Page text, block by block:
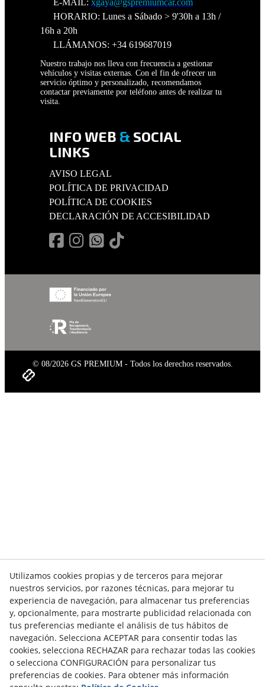
HORARIO: Lunes a Sábado > 9'30h a 13h /
16h a 20h
LLÁMANOS: +34 619687019
Nuestro trabajo nos lleva con frecuencia a gestionar
vehículos y visitas externas. Con el fin de ofrecer un
servicio óptimo y personalizado, recomendamos
contactar previamente por teléfono antes de realizar tu
visita.
INFO WEB & SOCIAL
LINKS
AVISO LEGAL
POLÍTICA DE PRIVACIDAD
POLÍTICA DE COOKIES
DECLARACIÓN DE ACCESIBILIDAD
© 08/2026 GS PREMIUM - Todos los derechos reservados.
Utilizamos cookies propias y de terceros para mejorar
nuestros servicios, por razones técnicas, para mejorar tu
experiencia de navegación, para almacenar tus preferencias
y, opcionalmente, para mostrarte publicidad relacionada con
tus preferencias mediante el análisis de tus hábitos de
navegación. Selecciona ACEPTAR para consentir todas las
cookies, selecciona RECHAZAR para rechazar todas las cookies
o selecciona CONFIGURACIÓN para personalizar tus
preferencias de cookies. Para obtener más información